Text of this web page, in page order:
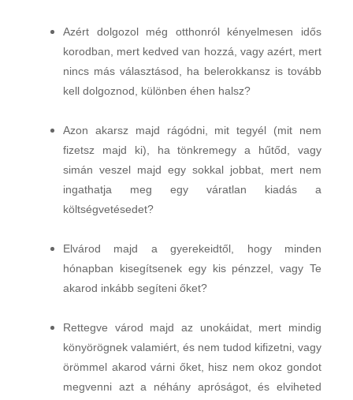
Azért dolgozol még otthonról kényelmesen idős
korodban, mert kedved van hozzá, vagy azért, mert
nincs más választásod, ha belerokkansz is tovább
kell dolgoznod, különben éhen halsz?
Azon akarsz majd rágódni, mit tegyél (mit nem
fizetsz majd ki), ha tönkremegy a hűtőd, vagy
simán veszel majd egy sokkal jobbat, mert nem
ingathatja meg egy váratlan kiadás a
költségvetésedet?
Elvárod majd a gyerekeidtől, hogy minden
hónapban kisegítsenek egy kis pénzzel, vagy Te
akarod inkább segíteni őket?
Rettegve várod majd az unokáidat, mert mindig
könyörögnek valamiért, és nem tudod kifizetni, vagy
örömmel akarod várni őket, hisz nem okoz gondot
megvenni azt a néhány apróságot, és elviheted